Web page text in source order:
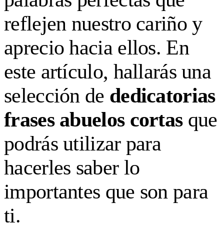
reflejen nuestro cariño y
aprecio hacia ellos. En
este artículo, hallarás una
selección de dedicatorias
frases abuelos cortasque
podrás utilizar para
hacerles saber lo
importantes que son para
ti.